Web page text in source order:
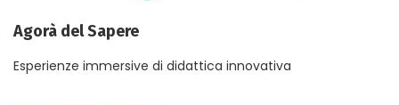
Agorà del Sapere
Esperienze immersive di didattica innovativa